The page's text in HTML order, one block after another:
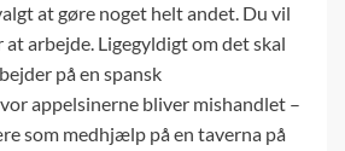
at gøre noget helt andet. Du vil
arbejde. Ligegyldigt om det skal
på en spansk
appelsinerne bliver mishandlet –
som medhjælp på en taverna på